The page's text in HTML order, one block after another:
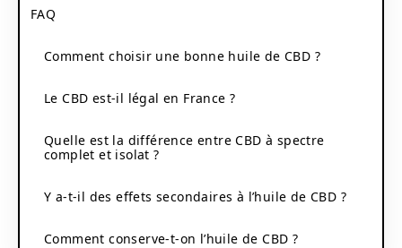
FAQ
Comment choisir une bonne huile de CBD ?
Le CBD est-il légal en France ?
Quelle est la différence entre CBD à spectre
complet et isolat ?
Y a-t-il des effets secondaires à l’huile de CBD ?
Comment conserve-t-on l’huile de CBD ?